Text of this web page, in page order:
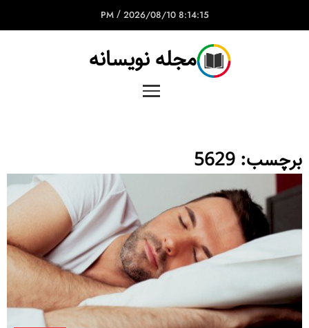
8:14:15 PM
/ 2026/08/10
مجله نویسانه
برچسب: 5629